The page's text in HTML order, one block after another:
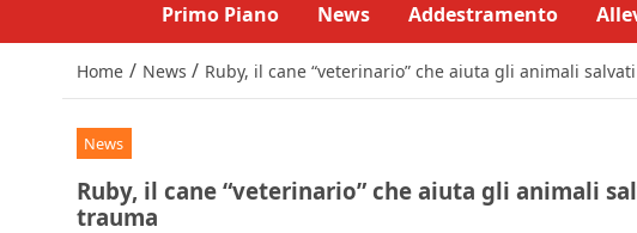
Primo Piano News Addestramento
Home / News / Ruby, il cane “veterinario” che aiuta gli animali
News
Ruby, il cane “veterinario” che aiuta gli animali
trauma